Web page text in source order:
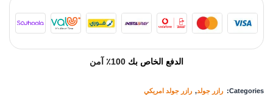
الدفع الخاص بك 100٪ آمن
Categories: رازر جولد, رازر جولد امريكي